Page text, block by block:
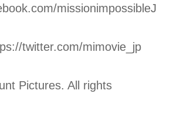
missionimpossibleJ
twitter.com/mimovie_jp
Pictures. All rights